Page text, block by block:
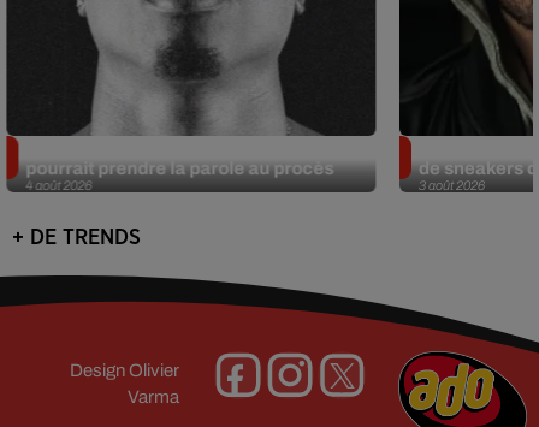
4 août 2026
pourrait prendre la parole au procès
3 août 2026
de sneakers
+ DE TRENDS
Design Olivier
Varma